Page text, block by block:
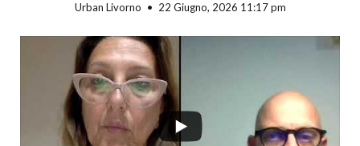
Urban Livorno 22 Giugno, 2026 11:17 pm